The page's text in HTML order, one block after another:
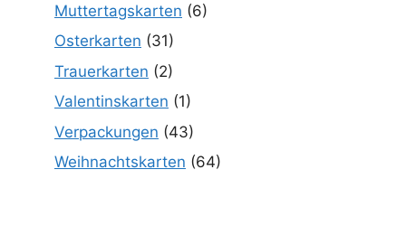
Muttertagskarten (6)
Osterkarten (31)
Trauerkarten (2)
Valentinskarten (1)
Verpackungen (43)
Weihnachtskarten (64)